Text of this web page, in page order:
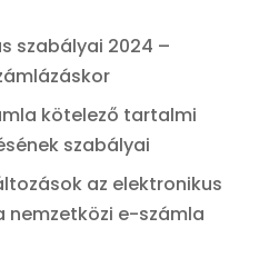
szabályai 2024 –
kötelező tartalmi
szabályai
az elektronikus
nemzetközi e-számla